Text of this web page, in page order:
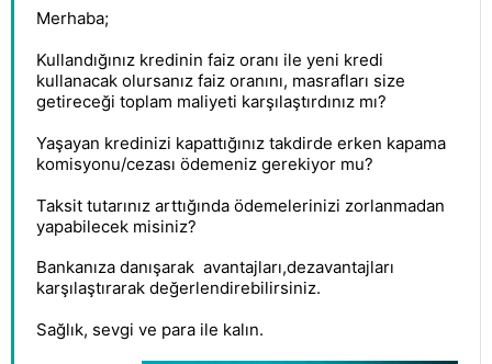
Merhaba;
Kullandığınız kredinin faiz oranı ile yeni kredi
kullanacak olursanız faiz oranını, masrafları size
getireceği toplam maliyeti karşılaştırdınız mı?
Yaşayan kredinizi kapattığınız takdirde erken kapama
komisyonu/cezası ödemeniz gerekiyor mu?
Taksit tutarınız arttığında ödemelerinizi zorlanmadan
yapabilecek misiniz?
Bankanıza danışarak avantajları,dezavantajları
karşılaştırarak değerlendirebilirsiniz.
Sağlık, sevgi ve para ile kalın.